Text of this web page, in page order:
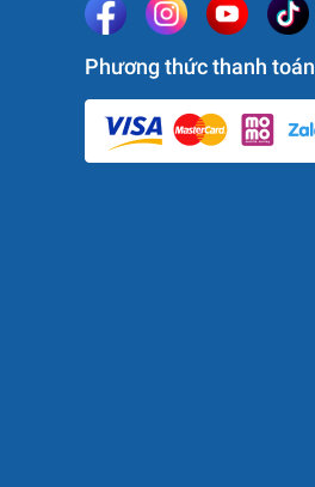
Phương thức thanh toán